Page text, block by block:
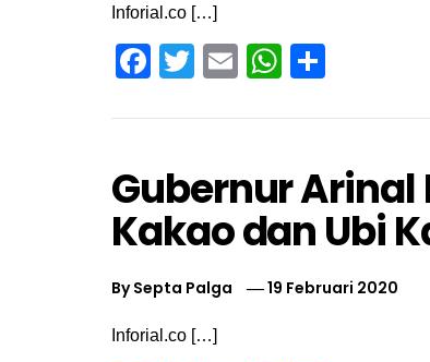
Inforial.co […]
Facebook
TwitterEmailWhatsApp
Gubernur Arinal
Kakao dan Ubi
BySepta Palga 19 Februari 2020
Inforial.co […]